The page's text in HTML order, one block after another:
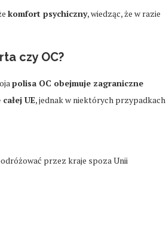
komfort psychiczny, wiedząc, że w razie
czy OC?
polisa OC obejmuje zagraniczne
UE, jednak w niektórych przypadkach
przez kraje spoza Unii